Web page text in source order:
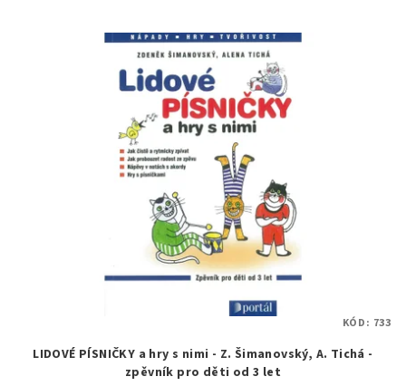
LIDOVÉ PÍSNIČKY a hry s nimi - Z. Šimanovský, A. Tichá -
zpěvník pro děti od 3 let
KÓD: 733